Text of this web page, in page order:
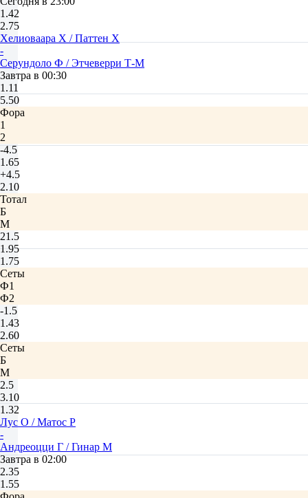
1.42
2.75
Хелиоваара Х / Паттен Х
-
Серундоло Ф / Этчеверри Т-М
Завтра в 00:30
1.11
5.50
Фора
1
2
-4.5
1.65
+4.5
2.10
Тотал
Б
М
21.5
1.95
1.75
Сеты
Ф1
Ф2
-1.5
1.43
2.60
Сеты
Б
М
2.5
3.10
1.32
Лус О / Матос Р
-
Андреоцци Г / Гинар М
Завтра в 02:00
2.35
1.55